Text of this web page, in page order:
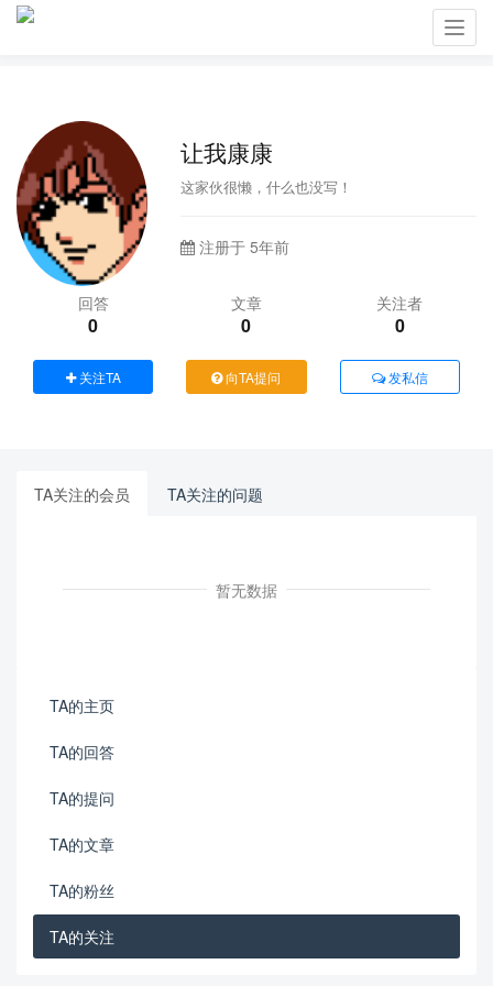
让我康康
这家伙很懒，什么也没写！
注册于 5年前
回答
0
文章
0
关注者
0
关注TA 向TA提问 发私信
TA关注的会员 TA关注的问题
暂无数据
TA的主页
TA的回答
TA的提问
TA的文章
TA的粉丝
TA的关注